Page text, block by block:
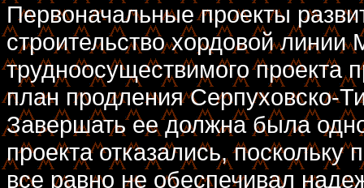
Первоначальные проекты
строительство хордовой линии
трудноосуществимого проекта
план продления Серпуховско-
Завершать ее должна была
проекта отказались,
все равно не обеспечивал